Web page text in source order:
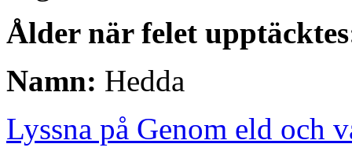
Ålder när felet
Namn: Hedda
Lyssna på Genom eld och